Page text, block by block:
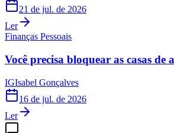
21 de jul. de 2026
Ler
Finanças Pessoais
Você precisa bloquear as casas de
IGIsabel Gonçalves
16 de jul. de 2026
Ler